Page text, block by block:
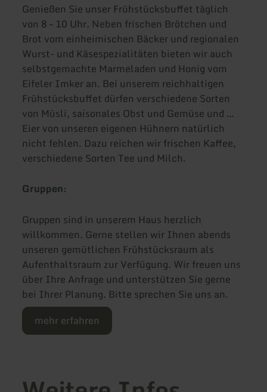
Genießen Sie unser Frühstücksbuffet täglich
von 8 – 10 Uhr. Neben frischen Brötchen und
Brot vom einheimischen Bäcker und regionalen
Wurst- und Käsespezialitäten bieten wir auch
selbstgemachte Marmeladen und Honig vom
Eifeler Imker an. Bei unserem reichhaltigen
Frühstücksbuffet dürfen verschiedene Sorten
von Müsli, saisonales Obst und Gemüse und …
Eier von unseren eigenen Hühnern natürlich
nicht fehlen. Dazu reichen wir frischen Kaffee,
verschiedene Sorten Tee und Milch.
Gruppen:
Gruppen sind in unserem Haus herzlich
willkommen. Gerne stellen wir Ihnen abends
unseren gemütlichen Frühstücksraum als
Aufenthaltsraum zur Verfügung. Wir freuen uns
über Ihre Anfrage und unterstützen Sie gerne
bei Ihrer Planung. Bitte sprechen Sie uns an.
mehr erfahren